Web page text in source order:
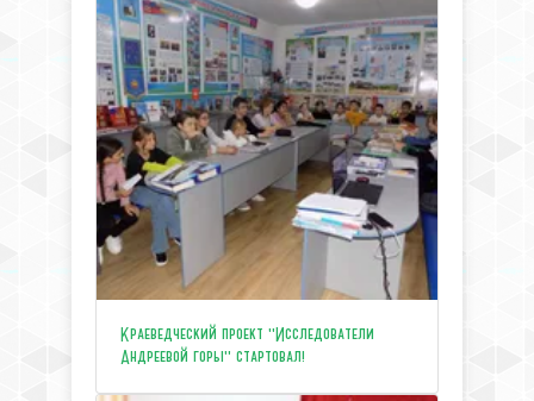
Краеведческий проект "Исследователи
Андреевой горы" стартовал!